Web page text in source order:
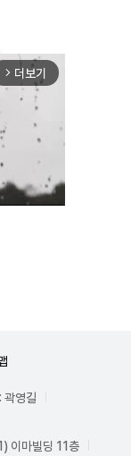
arrow_forward_ios 더보기
곽영길
이마빌딩 11층